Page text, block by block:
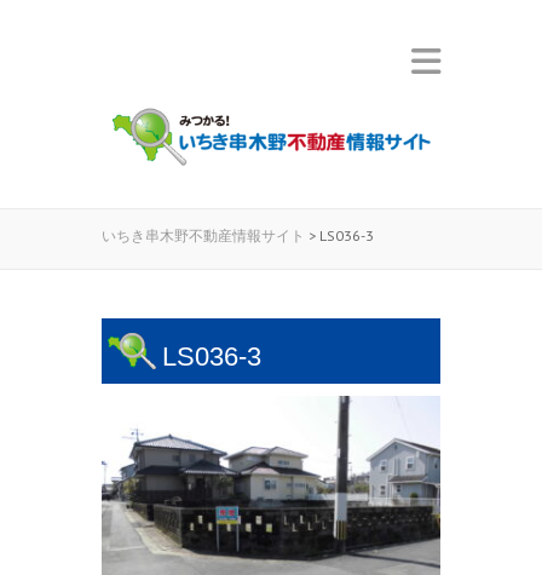
いちき串木野不動産情報サイト > LS036-3
LS036-3